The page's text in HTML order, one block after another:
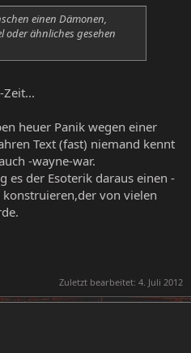
einen Dämonen,
oder ähnliches gesehen
Zeit...
heuer Panik wegen einer
Text (fast) niemand kennt
-wayne-war.
es der Esoterik daraus einen -
von vielen
Zuletzt bearbeitet: 4. Juli 2012